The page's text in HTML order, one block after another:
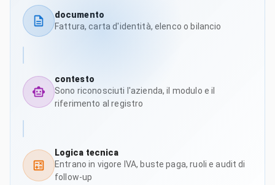
documento
Fattura, carta d'identità, elenco o bilancio
contesto
Sono riconosciuti l'azienda, il modulo e il
riferimento al registro
Logica tecnica
Entrano in vigore IVA, buste paga, ruoli e audit di
follow-up